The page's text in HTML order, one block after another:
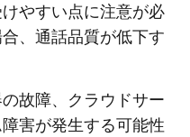
やすい点に注意が必
、通話品質が低下す
故障、クラウドサー
害が発生する可能性